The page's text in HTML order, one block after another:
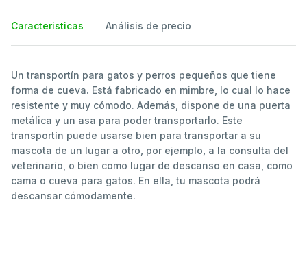
Caracteristicas Análisis de precio
Un transportín para gatos y perros pequeños que tiene
forma de cueva. Está fabricado en mimbre, lo cual lo hace
resistente y muy cómodo. Además, dispone de una puerta
metálica y un asa para poder transportarlo. Este
transportín puede usarse bien para transportar a su
mascota de un lugar a otro, por ejemplo, a la consulta del
veterinario, o bien como lugar de descanso en casa, como
cama o cueva para gatos. En ella, tu mascota podrá
descansar cómodamente.